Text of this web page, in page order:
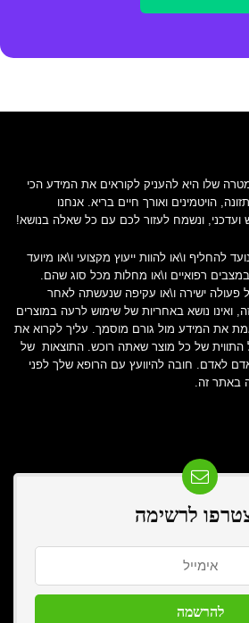
שלו היא להעניק לקוראים את המידע הכי
הויטמינים ואורך חיים בריא. אנחנו
ונשמח לעזור לכם עם כל שאלה בנושא!
להחליף ו\או להוות ייעוץ מקצועי ו\או מיועד
רפואיים ו\או מחלות מכל סוג שהם.
פעולה ישירה ו\או עקיפה שנעשתה לאחר
ואינו נושא באחריות של שימוש לרעה במוצרים
את המידע מול גורם מוסמך. עליך לקרוא את
התווית של כל מוצר שאתה רוכש. התוצאות של
לאדם. חובה להיוועץ עם הרופא שלך לפני
באתר זה.
לרשימה